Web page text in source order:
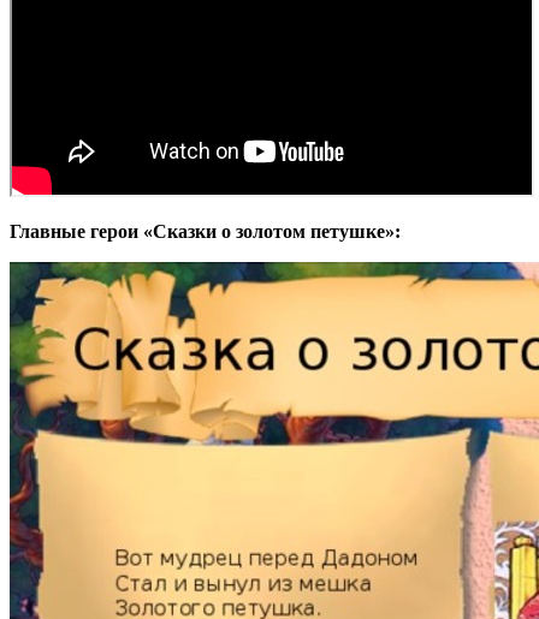
Главные герои «Сказки о золотом петушке»: